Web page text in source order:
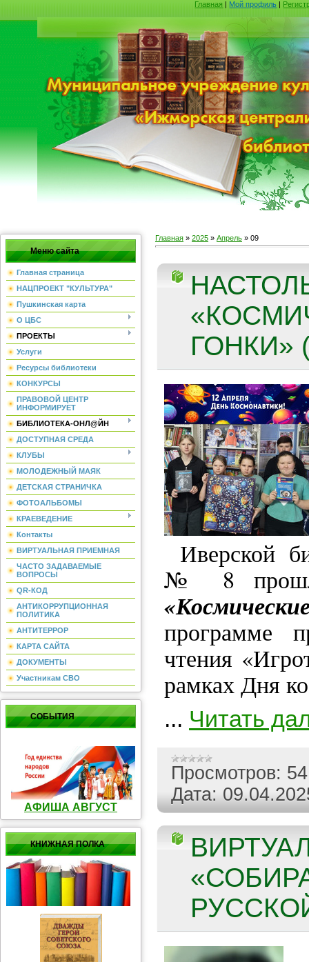
Главная | Мой профиль |
Меню сайта
Главная страница
НАЦПРОЕКТ "КУЛЬТУРА"
Пушкинская карта
О ЦБС
ПРОЕКТЫ
Услуги
Ресурсы библиотеки
КОНКУРСЫ
ПРАВОВОЙ ЦЕНТР
ИНФОРМИРУЕТ
БИБЛИОТЕКА-ОНЛ@ЙН
ДОСТУПНАЯ СРЕДА
КЛУБЫ
МОЛОДЕЖНЫЙ МАЯК
ДЕТСКАЯ СТРАНИЧКА
ФОТОАЛЬБОМЫ
КРАЕВЕДЕНИЕ
Контакты
ВИРТУАЛЬНАЯ ПРИЕМНАЯ
ЧАСТО ЗАДАВАЕМЫЕ
ВОПРОСЫ
QR-КОД
АНТИКОРРУПЦИОННАЯ
ПОЛИТИКА
АНТИТЕРРОР
КАРТА САЙТА
ДОКУМЕНТЫ
Участникам СВО
СОБЫТИЯ
АФИША АВГУСТ
КНИЖНАЯ ПОЛКА
Главная » 2025 » Апрель » 09
ГОНКИ»
Иверской
№ 8 прошла
программе
чтения
рамках Дня
... Читать
Просмотров: 54
Дата: